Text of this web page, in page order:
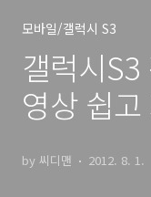
모바일/갤럭시 S3
갤럭시
영상 쉽
by 씨디맨 2012. 8. 1.